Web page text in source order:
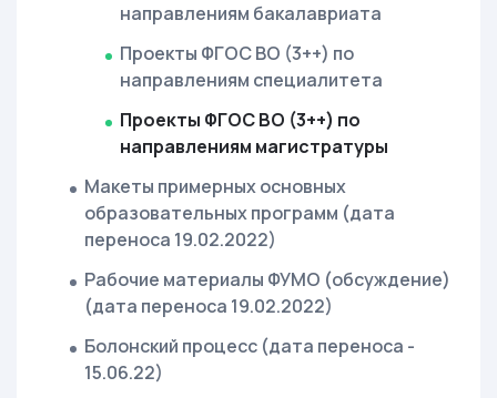
направлениям бакалавриата
Проекты ФГОС ВО (3++) по
направлениям специалитета
Проекты ФГОС ВО (3++) по
направлениям магистратуры
Макеты примерных основных
образовательных программ (дата
переноса 19.02.2022)
Рабочие материалы ФУМО (обсуждение)
(дата переноса 19.02.2022)
Болонский процесс (дата переноса -
15.06.22)